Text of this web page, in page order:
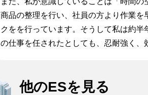
商品の整理を行い、社員の方より作業
クをを行っています。そうして私は約
の仕事を任されたとしても、忍耐強く、
他のESを見る